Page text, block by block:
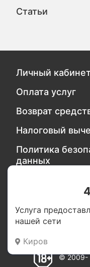
Услуга
нашей сети
Киров
Статьи
Личный кабинет
Оплата услуг
Возврат
Налоговый
Политика
данных
© 2009-